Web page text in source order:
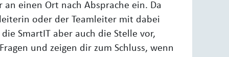
an einen Ort nach Absprache ein. Da
oder der Teamleiter mit dabei
SmartIT aber auch die Stelle vor,
und zeigen dir zum Schluss, wenn